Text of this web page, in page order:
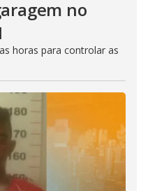
no
horas para controlar as